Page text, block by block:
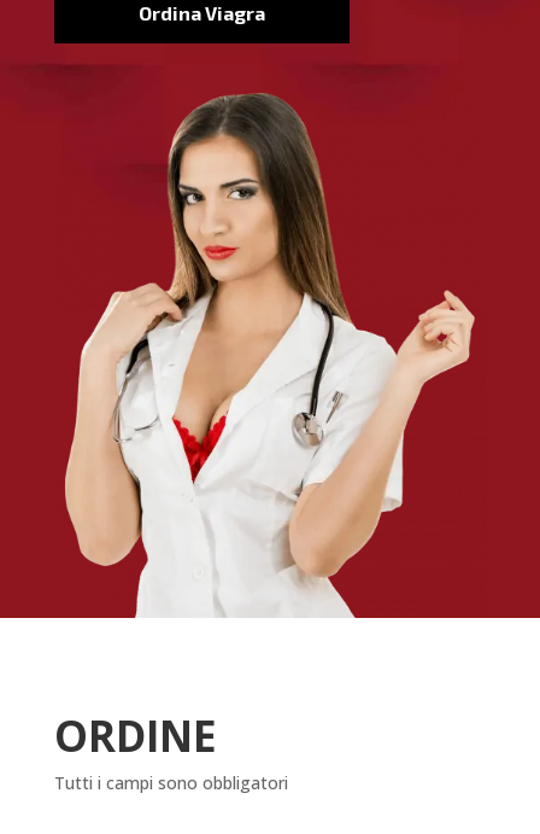
Ordina Viagra
ORDINE
Tutti i campi sono obbligatori